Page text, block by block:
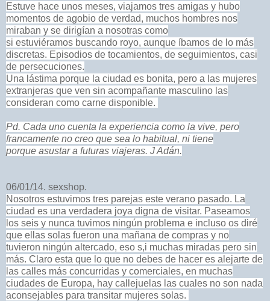
Estuve hace unos meses, viajamos tres amigas y hubo
momentos de agobio de verdad, muchos hombres nos
miraban y se dirigían a nosotras como
si estuviéramos buscando royo, aunque íbamos de lo más
discretas. Episodios de tocamientos, de seguimientos, casi
de persecuciones.
Una lástima porque la ciudad es bonita, pero a las mujeres
extranjeras que ven sin acompañante masculino las
consideran como carne disponible.
Pd. Cada uno cuenta la experiencia como la vive, pero
francamente no creo que sea lo habitual, ni tiene
porque asustar a futuras viajeras. J Adán.
06/01/14. sexshop.
Nosotros estuvimos tres parejas este verano pasado. La
ciudad es una verdadera joya digna de visitar. Paseamos
los seis y nunca tuvimos ningún problema e incluso os diré
que ellas solas fueron una mañana de compras y no
tuvieron ningún altercado, eso s,i muchas miradas pero sin
más. Claro esta que lo que no debes de hacer es alejarte de
las calles más concurridas y comerciales, en muchas
ciudades de Europa, hay callejuelas las cuales no son nada
aconsejables para transitar mujeres solas.